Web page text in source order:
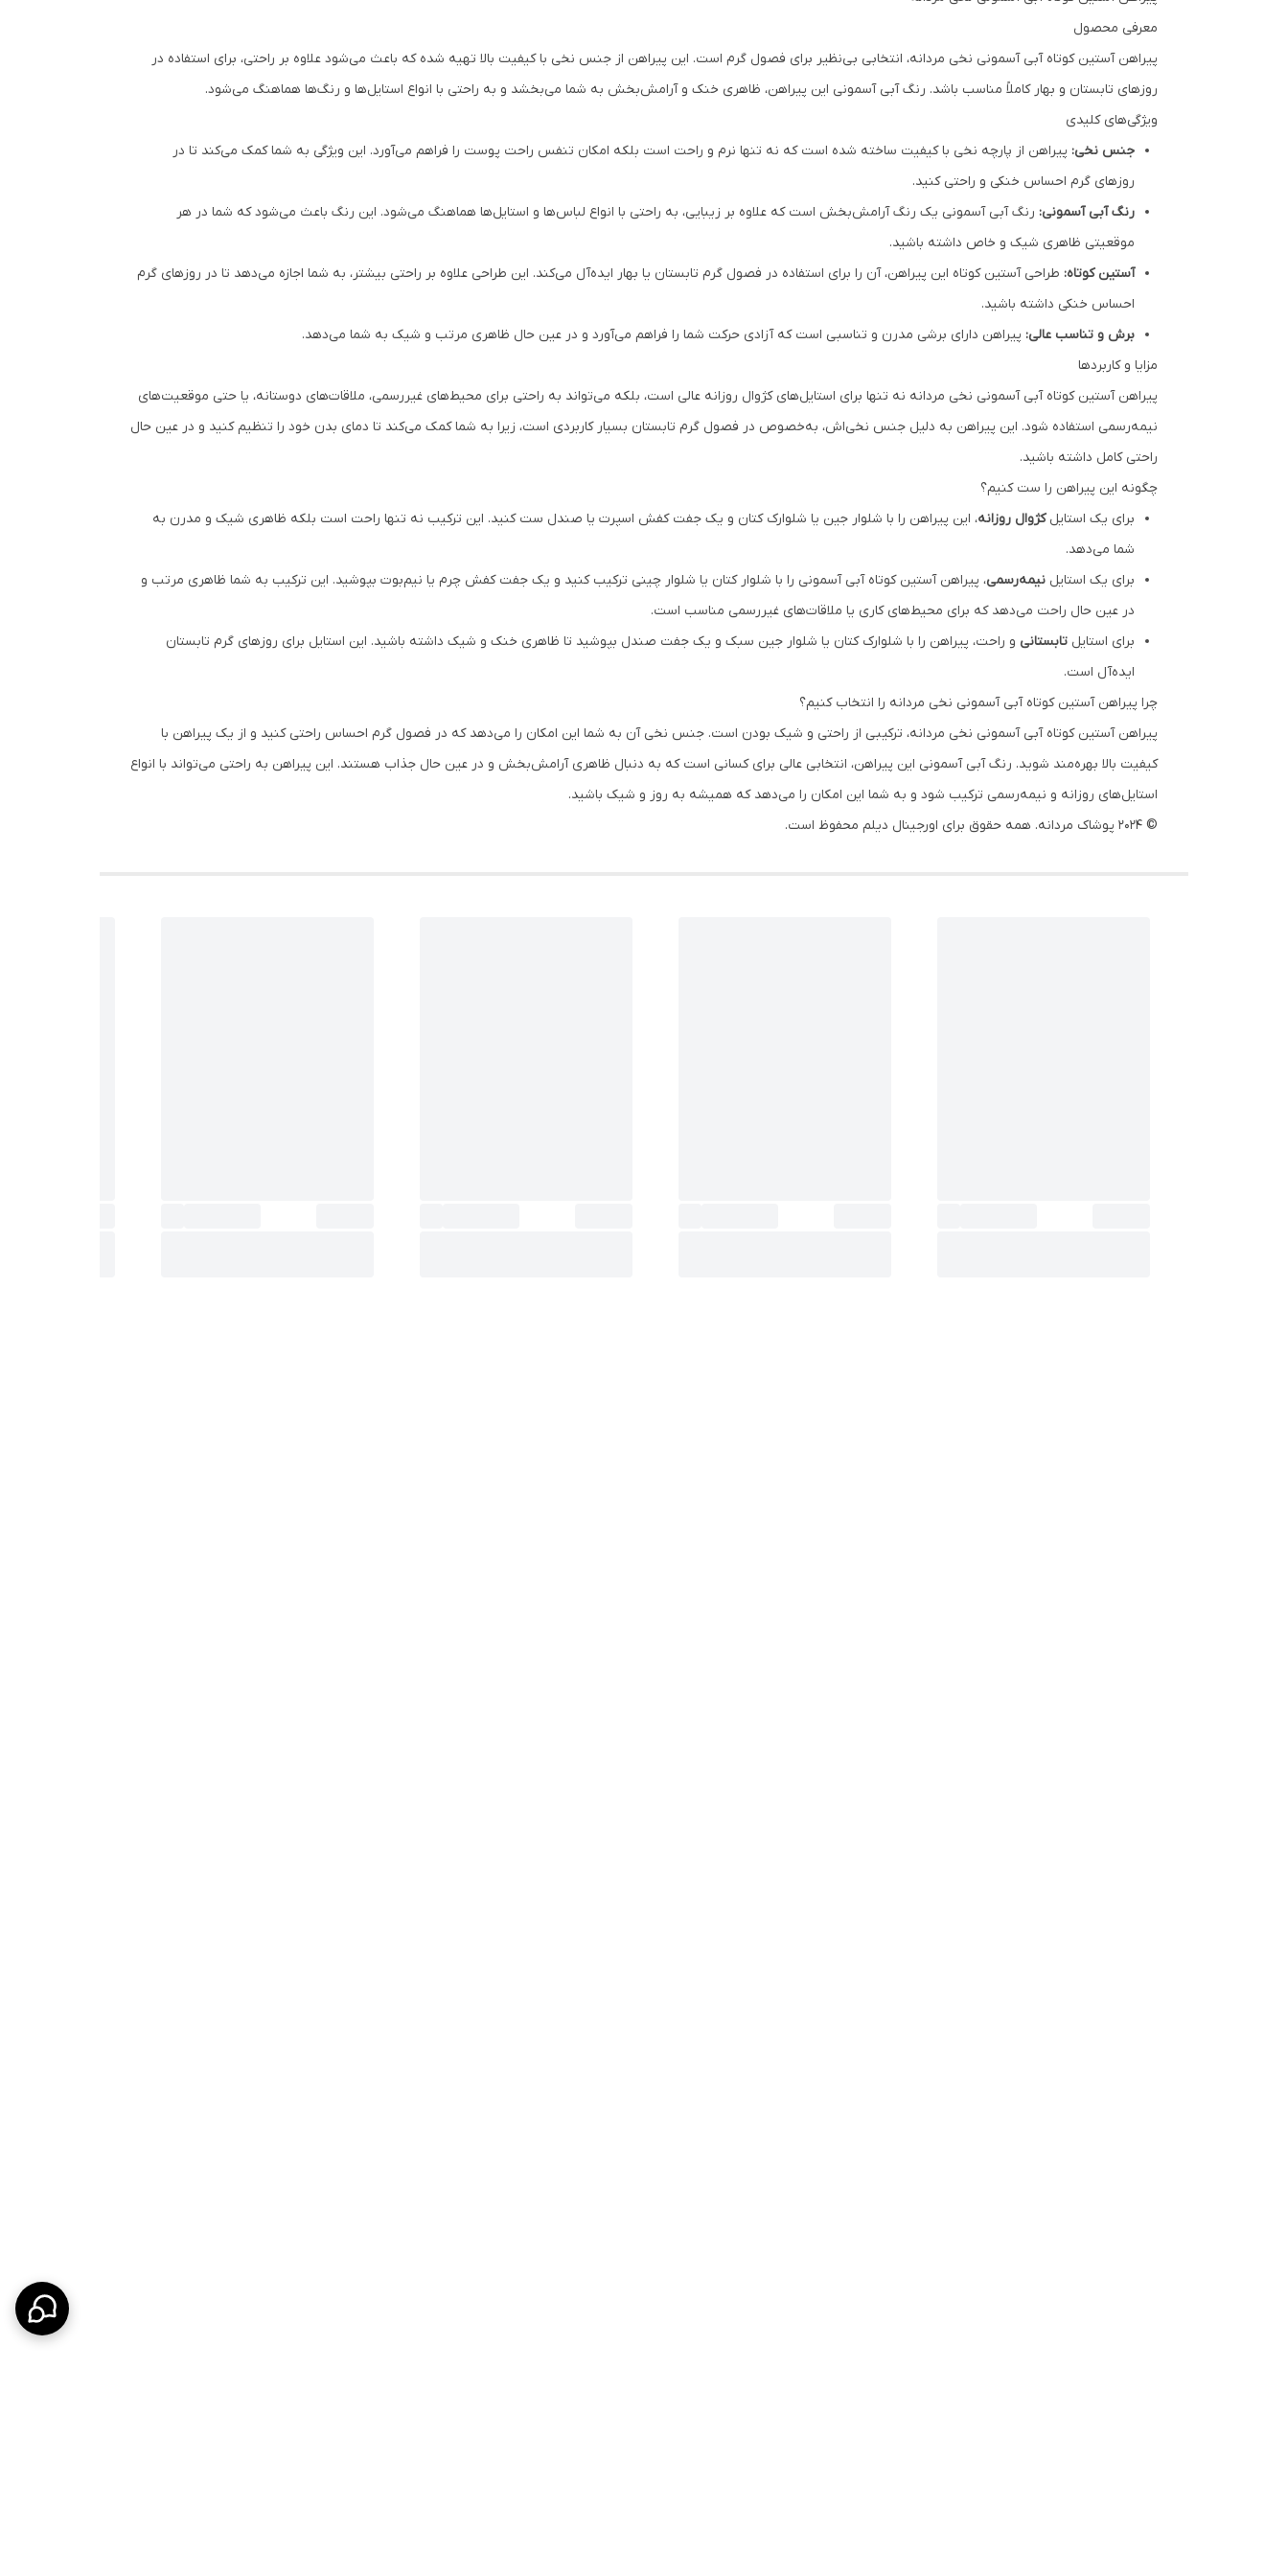
معرفی محصول
پیراهن آستین کوتاه آبی آسمونی نخی مردانه، انتخابی بی‌نظیر برای فصول گرم است. این پیراهن از جنس نخی با کیفیت بالا تهیه شده که باعث می‌شود علاوه بر راحتی، برای استفاده در
روزهای تابستان و بهار کاملاً مناسب باشد. رنگ آبی آسمونی این پیراهن، ظاهری خنک و آرامش‌بخش به شما می‌بخشد و به راحتی با انواع استایل‌ها و رنگ‌ها هماهنگ می‌شود.
ویژگی‌های کلیدی
جنس نخی: پیراهن از پارچه نخی با کیفیت ساخته شده است که نه تنها نرم و راحت است بلکه امکان تنفس راحت پوست را فراهم می‌آورد. این ویژگی به شما کمک می‌کند تا در
روزهای گرم احساس خنکی و راحتی کنید.
رنگ آبی آسمونی: رنگ آبی آسمونی یک رنگ آرامش‌بخش است که علاوه بر زیبایی، به راحتی با انواع لباس‌ها و استایل‌ها هماهنگ می‌شود. این رنگ باعث می‌شود که شما در هر
موقعیتی ظاهری شیک و خاص داشته باشید.
آستین کوتاه: طراحی آستین کوتاه این پیراهن، آن را برای استفاده در فصول گرم تابستان یا بهار ایده‌آل می‌کند. این طراحی علاوه بر راحتی بیشتر، به شما اجازه می‌دهد تا در روزهای گرم
احساس خنکی داشته باشید.
برش و تناسب عالی: پیراهن دارای برشی مدرن و تناسبی است که آزادی حرکت شما را فراهم می‌آورد و در عین حال ظاهری مرتب و شیک به شما می‌دهد.
مزایا و کاربردها
پیراهن آستین کوتاه آبی آسمونی نخی مردانه نه تنها برای استایل‌های کژوال روزانه عالی است، بلکه می‌تواند به راحتی برای محیط‌های غیررسمی، ملاقات‌های دوستانه، یا حتی موقعیت‌های
نیمه‌رسمی استفاده شود. این پیراهن به دلیل جنس نخی‌اش، به‌خصوص در فصول گرم تابستان بسیار کاربردی است، زیرا به شما کمک می‌کند تا دمای بدن خود را تنظیم کنید و در عین حال
راحتی کامل داشته باشید.
چگونه این پیراهن را ست کنیم؟
برای یک استایلکژوال روزانه، این پیراهن را با شلوار جین یا شلوارک کتان و یک جفت کفش اسپرت یا صندل ست کنید. این ترکیب نه تنها راحت است بلکه ظاهری شیک و مدرن به
شما می‌دهد.
برای یک استایل نیمه‌رسمی، پیراهن آستین کوتاه آبی آسمونی را با شلوار کتان یا شلوار چینی ترکیب کنید و یک جفت کفش چرم یا نیم‌بوت بپوشید. این ترکیب به شما ظاهری مرتب و
در عین حال راحت می‌دهد که برای محیط‌های کاری یا ملاقات‌های غیررسمی مناسب است.
برای استایل تابستانی و راحت، پیراهن را با شلوارک کتان یا شلوار جین سبک و یک جفت صندل بپوشید تا ظاهری خنک و شیک داشته باشید. این استایل برای روزهای گرم تابستان
ایده‌آل است.
چرا پیراهن آستین کوتاه آبی آسمونی نخی مردانه را انتخاب کنیم؟
پیراهن آستین کوتاه آبی آسمونی نخی مردانه، ترکیبی از راحتی و شیک بودن است. جنس نخی آن به شما این امکان را می‌دهد که در فصول گرم احساس راحتی کنید و از یک پیراهن با
کیفیت بالا بهره‌مند شوید. رنگ آبی آسمونی این پیراهن، انتخابی عالی برای کسانی است که به دنبال ظاهری آرامش‌بخش و در عین حال جذاب هستند. این پیراهن به راحتی می‌تواند با انواع
استایل‌های روزانه و نیمه‌رسمی ترکیب شود و به شما این امکان را می‌دهد که همیشه به روز و شیک باشید.
© 2024 پوشاک مردانه. همه حقوق برای اورجینال دیلم محفوظ است.